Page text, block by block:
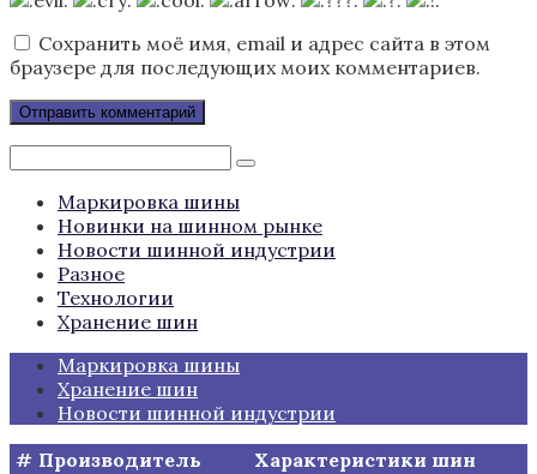
Сохранить моё имя, email и адрес сайта в этом
браузере для последующих моих комментариев.
Поиск:
Маркировка шины
Новинки на шинном рынке
Новости шинной индустрии
Разное
Технологии
Хранение шин
Маркировка шины
Хранение шин
Новости шинной индустрии
# Производитель Характеристики шин